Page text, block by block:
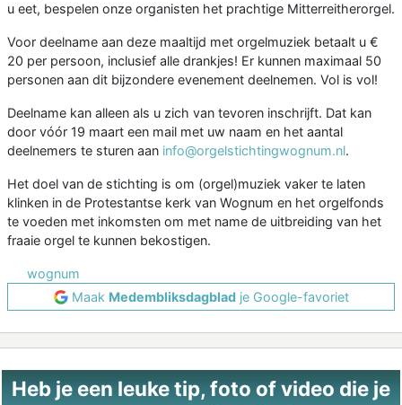
u eet, bespelen onze organisten het prachtige Mitterreitherorgel.
Voor deelname aan deze maaltijd met orgelmuziek betaalt u €
20 per persoon, inclusief alle drankjes! Er kunnen maximaal 50
personen aan dit bijzondere evenement deelnemen. Vol is vol!
Deelname kan alleen als u zich van tevoren inschrijft. Dat kan
door vóór 19 maart een mail met uw naam en het aantal
deelnemers te sturen aan info@orgelstichtingwognum.nl.
Het doel van de stichting is om (orgel)muziek vaker te laten
klinken in de Protestantse kerk van Wognum en het orgelfonds
te voeden met inkomsten om met name de uitbreiding van het
fraaie orgel te kunnen bekostigen.
wognum
Maak Medembliksdagbladje Google-favoriet
Heb je een leuke tip, foto of video die je